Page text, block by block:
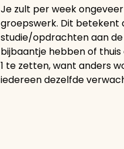
Je zult per week
groepswerk. Dit betekent
studie/opdrachten aan de
bijbaantje hebben of
1 te zetten, want anders
iedereen dezelfde